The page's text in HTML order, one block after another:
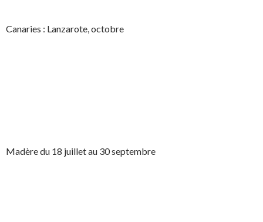
Canaries : Lanzarote, octobre
Madère du 18 juillet au 30 septembre